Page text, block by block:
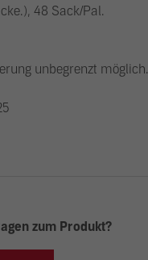
48 Sack/Pal.
unbegrenzt möglich.
zum Produkt?